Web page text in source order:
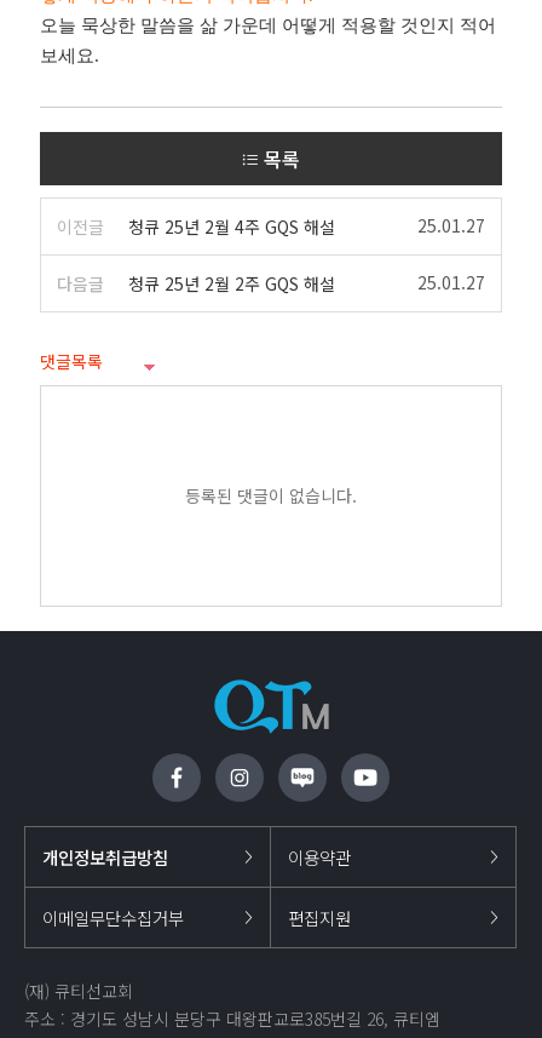
오늘 묵상한 말씀을 삶 가운데 어떻게 적용할 것인지 적어
보세요.
목록
이전글 청큐 25년 2월 4주 GQS 해설 25.01.27
다음글 청큐 25년 2월 2주 GQS 해설 25.01.27
댓글목록
등록된 댓글이 없습니다.
개인정보취급방침 이용약관
이메일무단수집거부 편집지원
(재) 큐티선교회
주소 : 경기도 성남시 분당구 대왕판교로385번길 26, 큐티엠